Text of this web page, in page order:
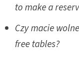
to make a
Czy macie
free tables?